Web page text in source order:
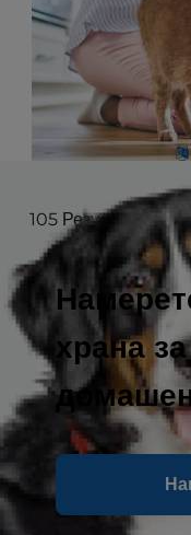
храна
105 Резултата